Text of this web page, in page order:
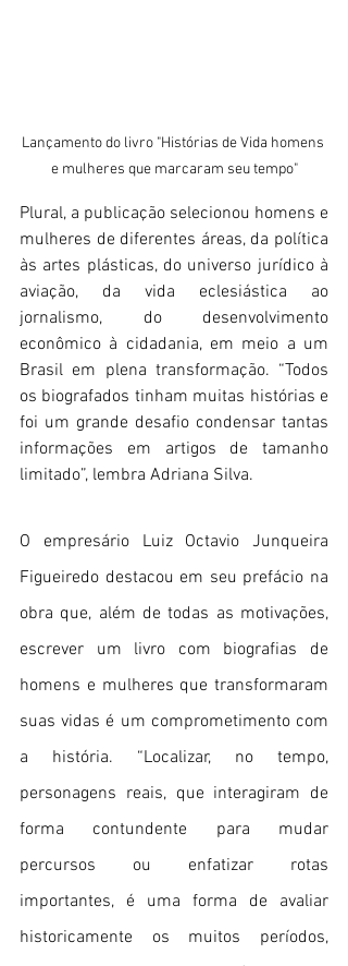
Lançamento do livro "Histórias de Vida homens
e mulheres que marcaram seu tempo"
Plural, a publicação selecionou homens e
mulheres de diferentes áreas, da política
às artes plásticas, do universo jurídico à
aviação, da vida eclesiástica ao
jornalismo, do desenvolvimento
econômico à cidadania, em meio a um
Brasil em plena transformação. “Todos
os biografados tinham muitas histórias e
foi um grande desafio condensar tantas
informações em artigos de tamanho
limitado”, lembra Adriana Silva.
O empresário Luiz Octavio Junqueira
Figueiredo destacou em seu prefácio na
obra que, além de todas as motivações,
escrever um livro com biografias de
homens e mulheres que transformaram
suas vidas é um comprometimento com
a história. “Localizar, no tempo,
personagens reais, que interagiram de
forma contundente para mudar
percursos ou enfatizar rotas
importantes, é uma forma de avaliar
historicamente os muitos períodos,